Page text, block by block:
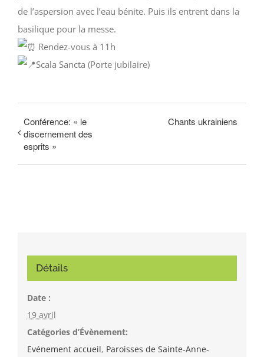
de l’aspersion avec l’eau bénite. Puis ils entrent dans la
basilique pour la messe.
Rendez-vous à 11h
Scala Sancta (Porte jubilaire)
Conférence: « le
discernement des
esprits »
Chants ukrainiens
Détails
Date :
19 avril
Catégories d’Évènement:
Evénement accueil, Paroisses de Sainte-Anne-